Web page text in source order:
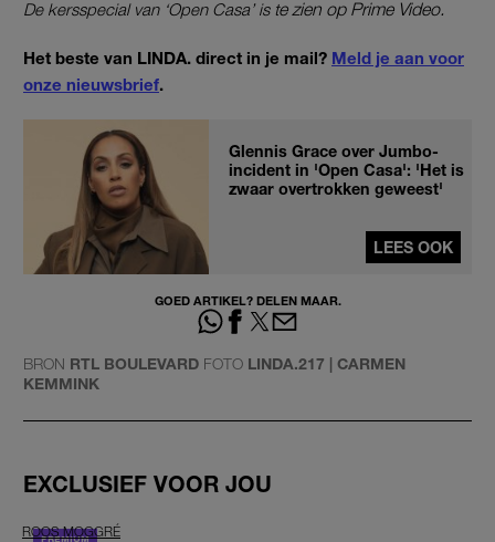
De kersspecial van ‘Open Casa’ is te zien op Prime Video.
Het beste van LINDA. direct in je mail? Meld je aan voor
onze nieuwsbrief.
Glennis Grace over Jumbo-
incident in 'Open Casa': 'Het is
zwaar overtrokken geweest'
LEES OOK
GOED ARTIKEL? DELEN MAAR.
BRON RTL BOULEVARD FOTO LINDA.217 | CARMEN
KEMMINK
EXCLUSIEF VOOR JOU
ROOS MOGGRÉ